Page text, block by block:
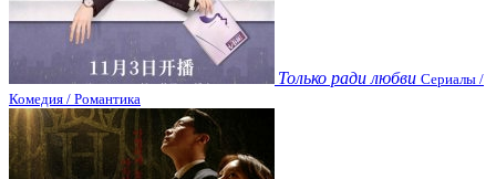
Только ради любви Сериалы /
Комедия / Романтика